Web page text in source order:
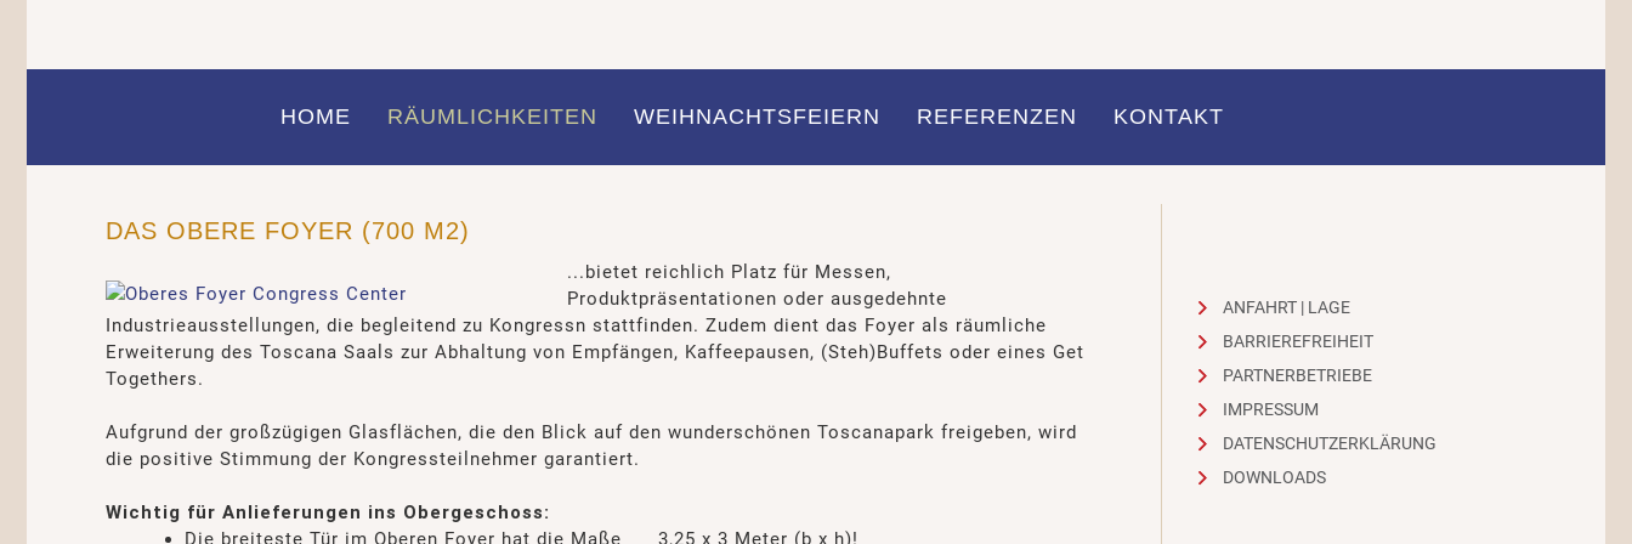
HOME RÄUMLICHKEITEN WEIHNACHTSFEIERN REFERENZEN KONTAKT
DAS OBERE FOYER (700 M2)
...bietet reichlich Platz für Messen,
Produktpräsentationen oder ausgedehnte
Industrieausstellungen, die begleitend zu Kongressn stattfinden. Zudem dient das Foyer als räumliche
Erweiterung des Toscana Saals zur Abhaltung von Empfängen, Kaffeepausen, (Steh)Buffets oder eines Get
Togethers.
Aufgrund der großzügigen Glasflächen, die den Blick auf den wunderschönen Toscanapark freigeben, wird
die positive Stimmung der Kongressteilnehmer garantiert.
Wichtig für Anlieferungen ins Obergeschoss:
Die breiteste Tür im Oberen Foyer hat die Maße 3,25 x 3 Meter (b x h)!
ANFAHRT | LAGE
BARRIEREFREIHEIT
PARTNERBETRIEBE
IMPRESSUM
DATENSCHUTZERKLÄRUNG
DOWNLOADS